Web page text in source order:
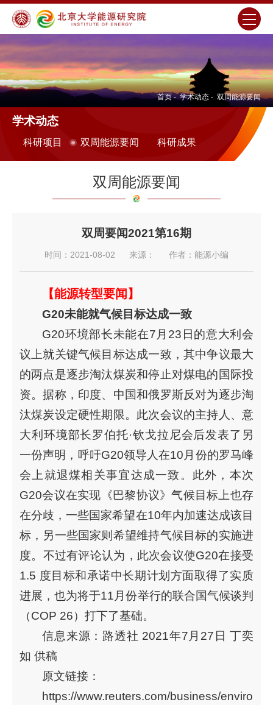
首页 - 学术动态 - 双周能源要闻
学术动态
科研项目 双周能源要闻 科研成果
双周能源要闻
双周要闻2021第16期
时间：2021-08-02 来源： 作者：能源小编
【能源转型要闻】
G20未能就气候目标达成一致
G20环境部长未能在7月23日的意大利会
议上就关键气候目标达成一致，其中争议最大
的两点是逐步淘汰煤炭和停止对煤电的国际投
资。据称，印度、中国和俄罗斯反对为逐步淘
汰煤炭设定硬性期限。此次会议的主持人、意
大利环境部长罗伯托·钦戈拉尼会后发表了另
一份声明，呼吁G20领导人在10月份的罗马峰
会上就退煤相关事宜达成一致。此外，本次
G20会议在实现《巴黎协议》气候目标上也存
在分歧，一些国家希望在10年内加速达成该目
标，另一些国家则希望维持气候目标的实施进
度。不过有评论认为，此次会议使G20在接受
1.5 度目标和承诺中长期计划方面取得了实质
进展，也为将于11月份举行的联合国气候谈判
（COP 26）打下了基础。
信息来源：路透社 2021年7月27日 丁奕
如 供稿
原文链接：
https://www.reuters.com/business/enviro